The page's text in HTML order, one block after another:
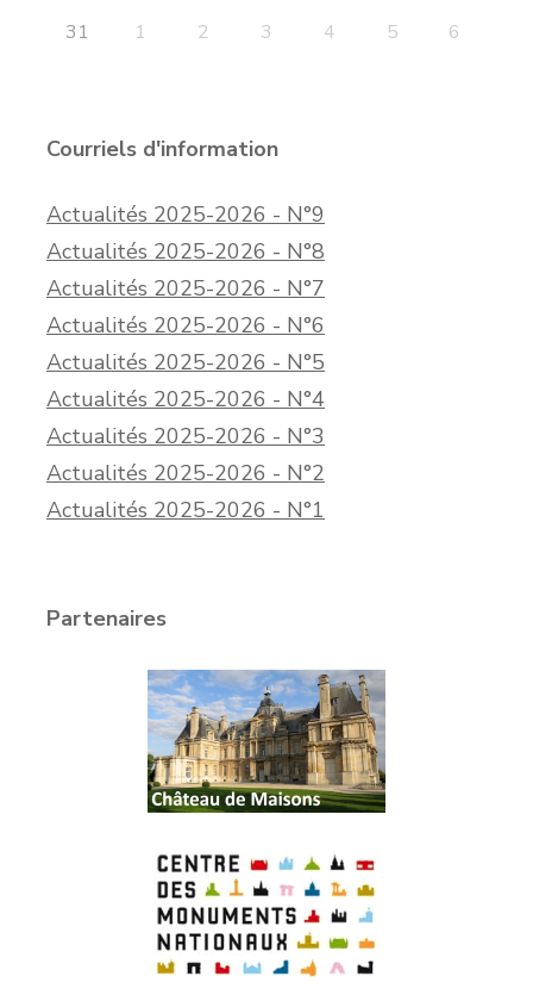
31 1 2 3 4 5 6
Courriels d'information
Actualités 2025-2026 - N°9
Actualités 2025-2026 - N°8
Actualités 2025-2026 - N°7
Actualités 2025-2026 - N°6
Actualités 2025-2026 - N°5
Actualités 2025-2026 - N°4
Actualités 2025-2026 - N°3
Actualités 2025-2026 - N°2
Actualités 2025-2026 - N°1
Partenaires